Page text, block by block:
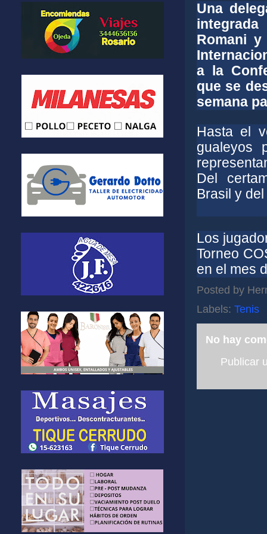
Una
integrada
Romani
a la
que se
semana
Hasta el
gualeyos
Del
Brasil y
Los
Torneo
en el mes
Posted by
Labels: Tenis
No hay
Publicar